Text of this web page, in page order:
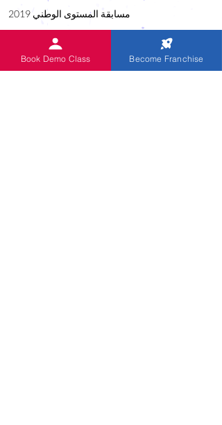
مسابقة المستوى الوطني 2019
برنامج CUE للغة الإنجليزية
مهرجان الارقام القياسية العالمية 2021
Book Demo Class Become Franchise